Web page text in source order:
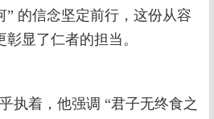
” 的信念坚定前行，这份从容
显了仁者的担当。
执着，他强调 “君子无终食之